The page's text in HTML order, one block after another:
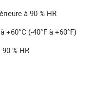
à 90 % HR
+60°C (-40°F à +60°F)
% HR